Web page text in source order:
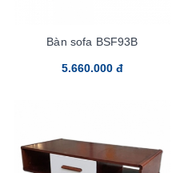
Bàn sofa BSF93B
5.660.000 đ